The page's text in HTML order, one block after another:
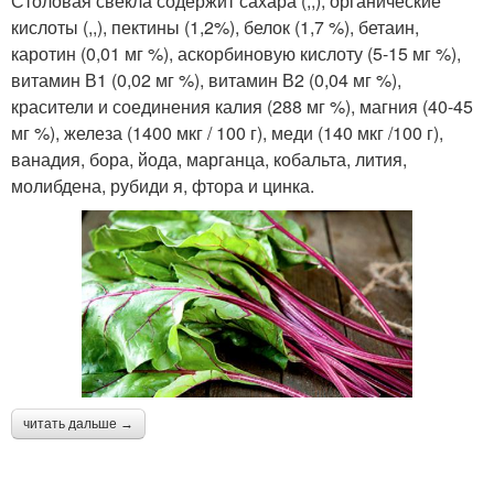
кислоты (,,), пектины (1,2%), белок (1,7 %), бетаин,
каротин (0,01 мг %), аскорбиновую кислоту (5-15 мг %),
витамин В1 (0,02 мг %), витамин В2 (0,04 мг %),
красители и соединения калия (288 мг %), магния (40-45
мг %), железа (1400 мкг / 100 г), меди (140 мкг /100 г),
ванадия, бора, йода, марганца, кобальта, лития,
молибдена, рубиди я, фтора и цинка.
читать дальше →